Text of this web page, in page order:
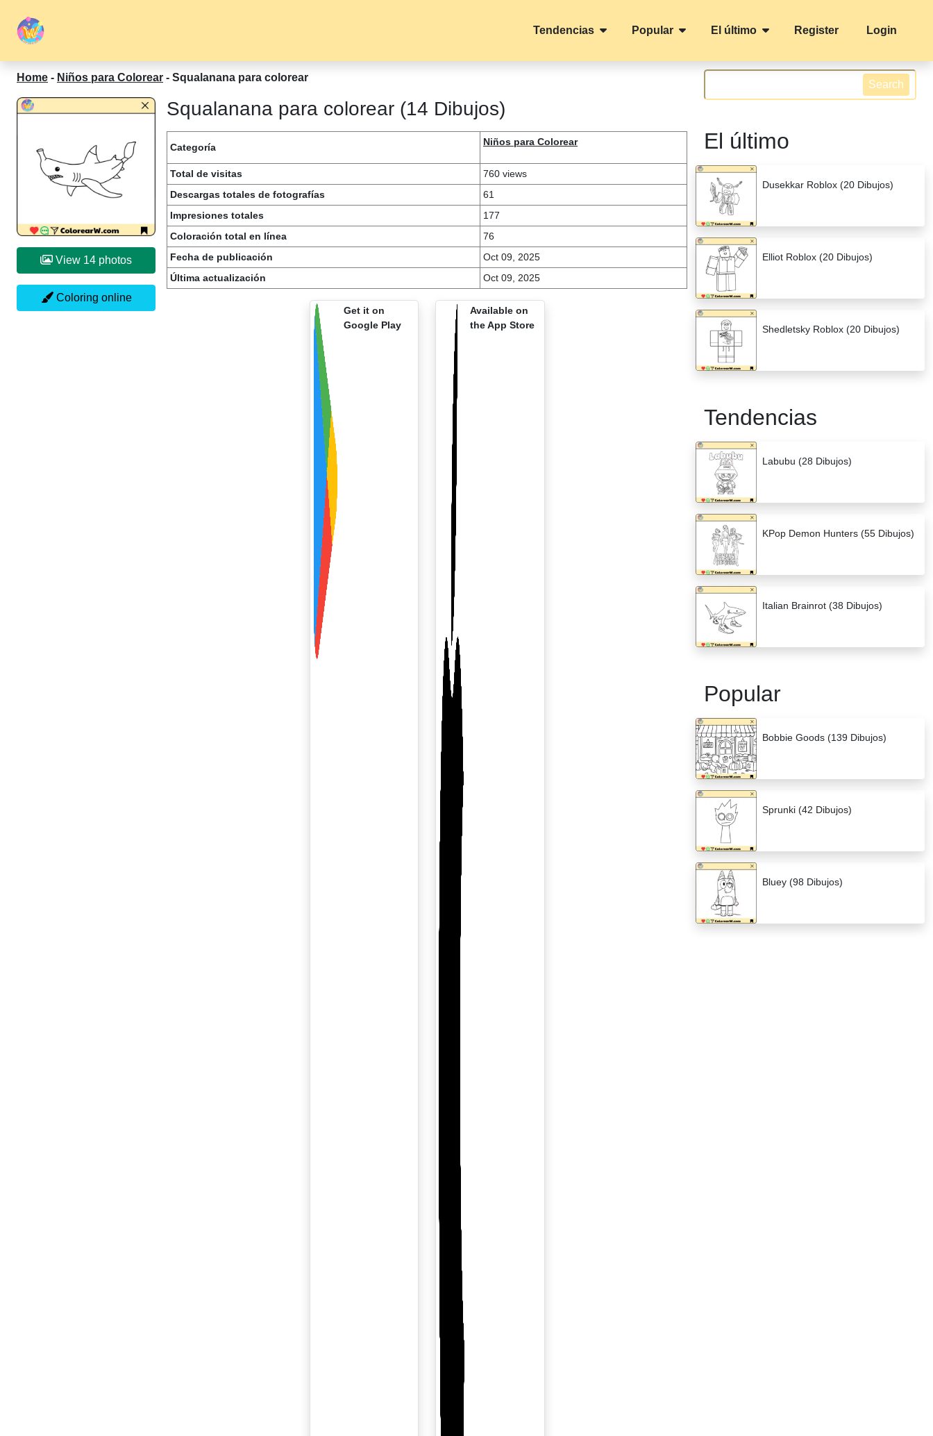
Tendencias Popular El último Register Login
Home - Niños para Colorear - Squalanana para colorear
View 14 photos
Coloring online
Squalanana para colorear (14 Dibujos)
Categoría Niños para Colorear
Total de visitas
760 views
Descargas totales de fotografías
61
Impresiones totales
177
Coloración total en línea
76
Fecha de publicación
Oct 09, 2025
Última actualización
Oct 09, 2025
Get it on
Google Play
Available on
the App Store
Search
El último
Dusekkar Roblox (20 Dibujos)
Elliot Roblox (20 Dibujos)
Shedletsky Roblox (20 Dibujos)
Tendencias
Labubu (28 Dibujos)
KPop Demon Hunters (55 Dibujos)
Italian Brainrot (38 Dibujos)
Popular
Bobbie Goods (139 Dibujos)
Sprunki (42 Dibujos)
Bluey (98 Dibujos)